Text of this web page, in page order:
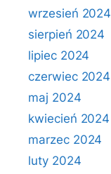
wrzesień 2024
sierpień 2024
lipiec 2024
czerwiec 2024
maj 2024
kwiecień 2024
marzec 2024
luty 2024